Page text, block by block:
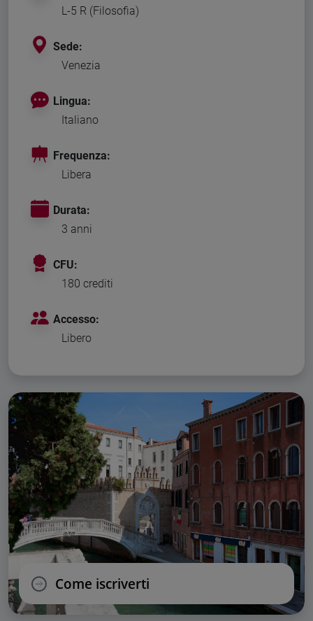
L-5 R (Filosofia)
Sede:
Venezia
Lingua:
Italiano
Frequenza:
Libera
Durata:
3 anni
CFU:
180 crediti
Accesso:
Libero
Come iscriverti